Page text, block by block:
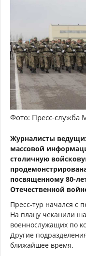
Фото: Пресс-служба
Журналисты
массовой
столичную
посвященному 80-
Отечественной
Пресс-тур начался с
На плацу чеканили
военнослужащих по
Другие
ближайшее время.